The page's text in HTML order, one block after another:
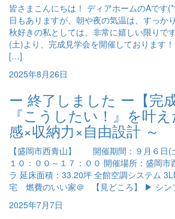
皆さまこんにちは！ ディアホームのAです
日もありますが、朝や夜の気温は、すっか
秋好きの私としては、非常に嬉しい限り
(土)より、完成見学会を開催しておりま
[…]
2025年8月26日
ー 終了しました ー【完
『こうしたい！』を叶
感×収納力×自由設計 ～
【盛岡市西青山】 開催期間：９月６日(
１０：００～１７：００ 開催場所：盛岡市
ラ 延床面積：33.20坪 全館空調システム
宅 燃費のいい家＠ 【見どころ】 ▶ シン
2025年7月7日